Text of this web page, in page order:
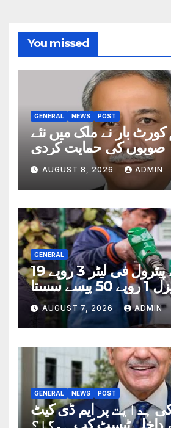
You missed
GENERAL NEWS POST
بار نے ملک میں نئے
صوبوں کی حمایت کردی
AUGUST 8, 2026 ADMIN
GENERAL
حکومت نے پیٹرول فی لیٹر 3 روپے 19
پیسے، ڈیزل 1 روپے 50 پیسے سستا
کردیا
AUGUST 7, 2026 ADMIN
GENERAL NEWS POST
ہدایت پر ایم ڈی کیٹ